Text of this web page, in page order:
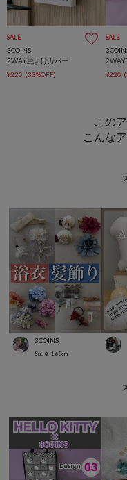
SALE
3COINS
2WAY虫よけカバー
¥220 (33%OFF)
SALE
2WAY
¥220
この
こんな
3COINS
Suu☺︎ 168cm